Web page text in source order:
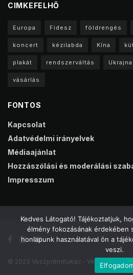
CIMKEFELHŐ
Europa Fidesz földrengés
koncert kézilabda Kína
plakát rendszerváltás Ukrajna
vásárlás
FONTOS
Kapcsolat
Adatvédelmi irányelvek
Médiaajánlat
Hozzászólási és moderálási
Impresszum
© 2023 VeszprémKukac - Veszprém
Kedves Látogató! Tájékoztatjuk,
élmény fokozásának érdekében
honlapunk használatával ön a
veszi.